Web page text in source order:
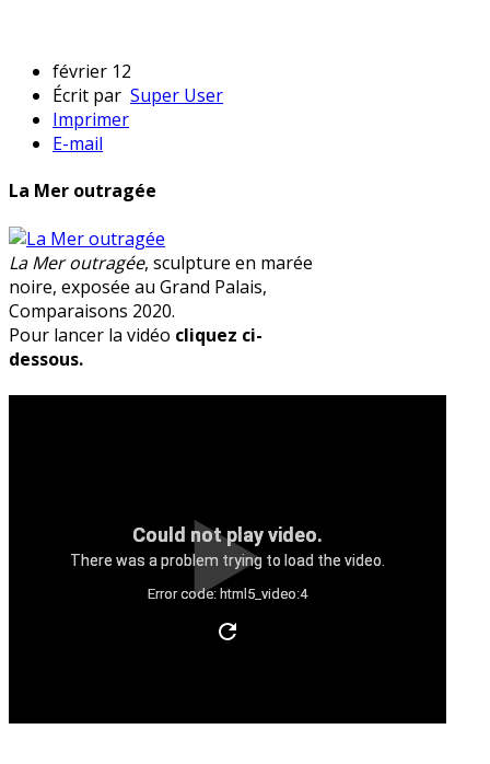
février 12
Écrit par Super User
Imprimer
E-mail
La Mer outragée
La Mer outragée, sculpture en marée
noire, exposée au Grand Palais,
Comparaisons 2020.
Pour lancer la vidéo cliquez ci-
dessous.
Could not play video.
There was a problem trying to load the video.
Error code: html5_video:4